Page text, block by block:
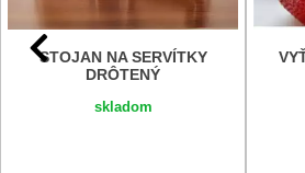
STOJAN NA SERVÍTKY
DRÔTENÝ
skladom